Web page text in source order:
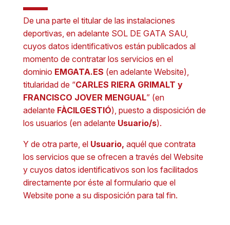
De una parte el titular de las instalaciones
deportivas, en adelante SOL DE GATA SAU,
cuyos datos identificativos están publicados al
momento de contratar los servicios en el
dominio EMGATA.ES (en adelante Website),
titularidad de “CARLES RIERA GRIMALT y
FRANCISCO JOVER MENGUAL” (en
adelante FÀCILGESTIÓ), puesto a disposición de
los usuarios (en adelante Usuario/s).
Y de otra parte, el Usuario, aquél que contrata
los servicios que se ofrecen a través del Website
y cuyos datos identificativos son los facilitados
directamente por éste al formulario que el
Website pone a su disposición para tal fin.